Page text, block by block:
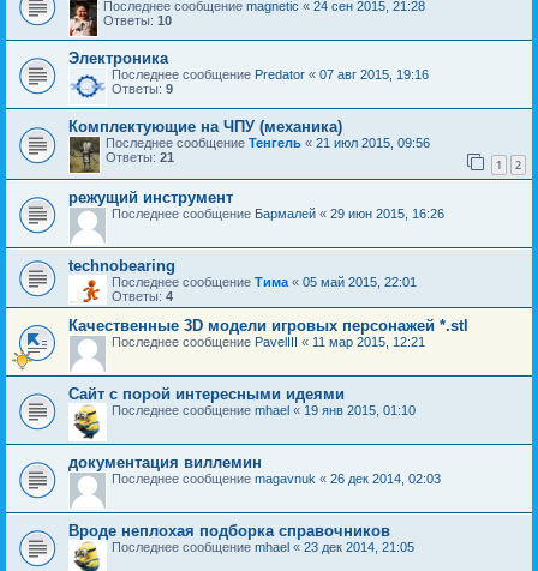
Последнее сообщение magnetic « 24 сен 2015, 21:28
Ответы: 10
Электроника
Последнее сообщение Predator « 07 авг 2015, 19:16
Ответы: 9
Комплектующие на ЧПУ (механика)
Последнее сообщение Тенгель « 21 июл 2015, 09:56
Ответы: 21 1 2
режущий инструмент
Последнее сообщение Бармалей « 29 июн 2015, 16:26
technobearing
Последнее сообщение Тима « 05 май 2015, 22:01
Ответы: 4
Качественные 3D модели игровых персонажей *.stl
Последнее сообщение PavelIII « 11 мар 2015, 12:21
Сайт с порой интересными идеями
Последнее сообщение mhael « 19 янв 2015, 01:10
документация виллемин
Последнее сообщение magavnuk « 26 дек 2014, 02:03
Вроде неплохая подборка справочников
Последнее сообщение mhael « 23 дек 2014, 21:05